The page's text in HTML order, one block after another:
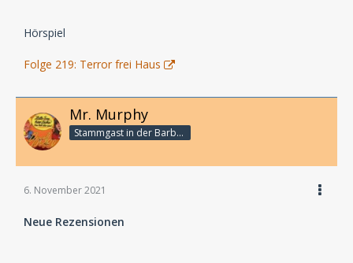
Hörspiel
Folge 219: Terror frei Haus
Mr. Murphy
Stammgast in der Barbarabar
6. November 2021
Neue Rezensionen